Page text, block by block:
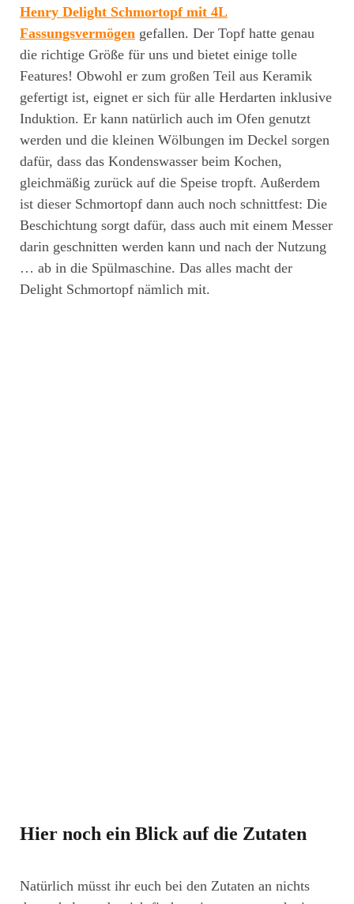
Henry Delight Schmortopf mit 4L
Fassungsvermögen gefallen. Der Topf hatte genau
die richtige Größe für uns und bietet einige tolle
Features! Obwohl er zum großen Teil aus Keramik
gefertigt ist, eignet er sich für alle Herdarten inklusive
Induktion. Er kann natürlich auch im Ofen genutzt
werden und die kleinen Wölbungen im Deckel sorgen
dafür, dass das Kondenswasser beim Kochen,
gleichmäßig zurück auf die Speise tropft. Außerdem
ist dieser Schmortopf dann auch noch schnittfest: Die
Beschichtung sorgt dafür, dass auch mit einem Messer
darin geschnitten werden kann und nach der Nutzung
… ab in die Spülmaschine. Das alles macht der
Delight Schmortopf nämlich mit.
Hier noch ein Blick auf die Zutaten
Natürlich müsst ihr euch bei den Zutaten an nichts